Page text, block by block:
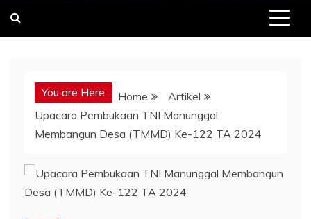
You are Here Home
Artikel
Upacara Pembukaan TNI Manunggal
Membangun Desa (TMMD) Ke-122 TA 2024